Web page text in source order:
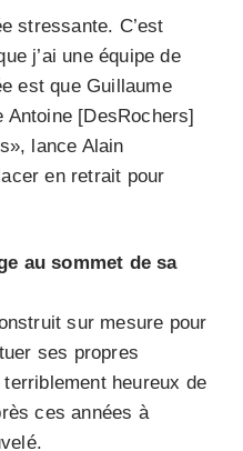
stressante. C’est
j’ai une équipe de
est que Guillaume
Antoine [DesRochers]
lance Alain
en retrait pour
au sommet de sa
sur mesure pour
ses propres
heureux de
ces années à